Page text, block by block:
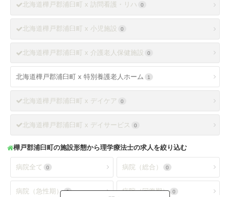
北海道樺戸郡浦臼町 x 訪問看護・リハ 0
北海道樺戸郡浦臼町 x 小児施設 0
北海道樺戸郡浦臼町 x 介護老人保健施設 0
北海道樺戸郡浦臼町 x 特別養護老人ホーム 1
北海道樺戸郡浦臼町 x デイケア 0
北海道樺戸郡浦臼町 x デイサービス 0
樺戸郡浦臼町の施設形態から理学療法士の求人を絞り込む
病院全て 0 病院（総合） 0
病院（急性期） 0 病院（回復期） 0